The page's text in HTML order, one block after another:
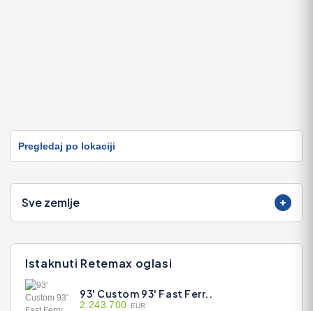
Pregledaj po lokaciji
Sve zemlje
Istaknuti Retemax oglasi
93' Custom 93' Fast Ferr..
2.243.700 EUR